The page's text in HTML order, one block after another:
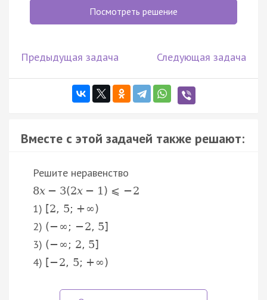
Посмотреть решение
Предыдущая задача Следующая задача
Вместе с этой задачей также решают:
Решите неравенство
8x − 3(2x − 1 ) ⩽ −2
1) [2, 5; +∞)
2) (−∞; −2, 5]
3) (−∞; 2, 5]
4) [−2, 5; +∞)